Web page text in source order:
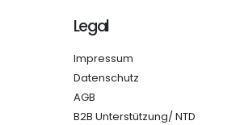
Legal
Impressum
Datenschutz
AGB
B2B Unterstützung/ NTD